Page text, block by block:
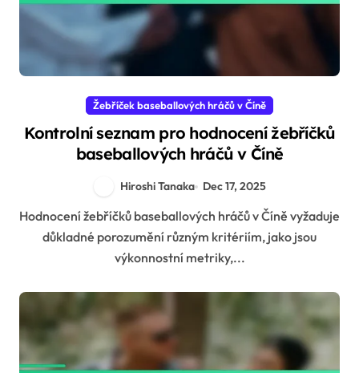
Žebříček baseballových hráčů v Číně
Kontrolní seznam pro hodnocení žebříčků
baseballových hráčů v Číně
Hiroshi Tanaka Dec 17, 2025
Hodnocení žebříčků baseballových hráčů v Číně vyžaduje
důkladné porozumění různým kritériím, jako jsou
výkonnostní metriky,...